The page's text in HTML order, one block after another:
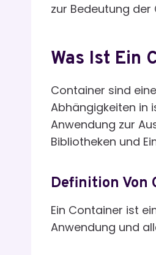
zur Bedeutung
Was Ist Ein
Container sind
Abhängigkeiten in
Anwendung zur
Bibliotheken und
Definition Von
Ein Container ist
Anwendung und